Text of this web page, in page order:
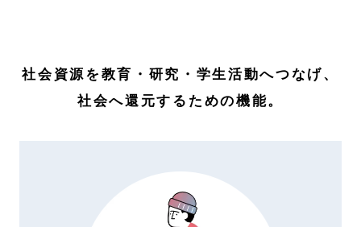
社会資源を教育・研究・学生活動へつなげ、
社会へ還元するための機能。